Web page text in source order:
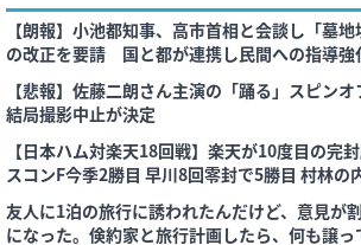
【朗報】小池都知事、高市首相と会談し「墓地
の改正を要請 国と都が連携し民間への指導強
る方向で一致
【悲報】佐藤二朗さん主演の「踊る」スピンオ
結局撮影中止が決定
【日本ハム対楽天18回戦】楽天が10度目の完
スコンF今季2勝目 早川8回零封で5勝目 村林の
に先制 中島＆YG安田＆マッカスカー追加打
友人に1泊の旅行に誘われたんだけど、意見が
になった。倹約家と旅行計画したら、何も譲っ